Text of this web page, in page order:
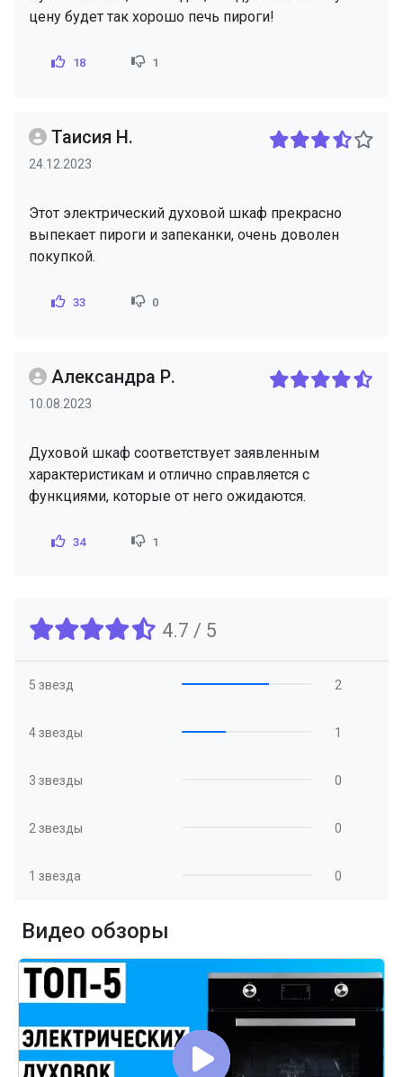
цену будет так хорошо печь пироги!
18 1
Таисия Н.
24.12.2023
Этот электрический духовой шкаф прекрасно
выпекает пироги и запеканки, очень доволен
покупкой.
33 0
Александра Р.
10.08.2023
Духовой шкаф соответствует заявленным
характеристикам и отлично справляется с
функциями, которые от него ожидаются.
34 1
4.7 / 5
5 звезд 2
4 звезды 1
3 звезды 0
2 звезды 0
1 звезда 0
Видео обзоры